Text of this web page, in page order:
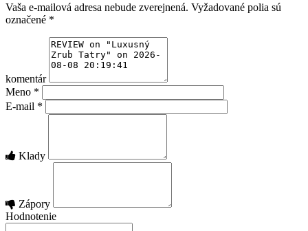
Vaša e-mailová adresa nebude zverejnená. Vyžadované polia sú
označené *
komentár
Meno *
E-mail *
Klady
Zápory
Hodnotenie